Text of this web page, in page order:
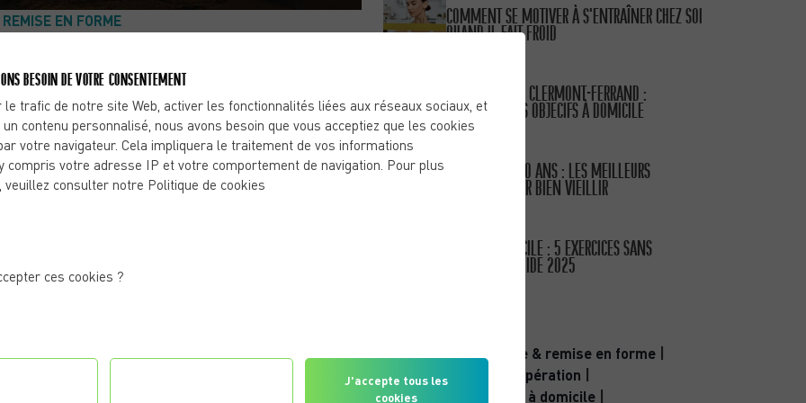
EN FORME
FOOTING SUR LE
de mer pour vos prochaines vacances ? En même
parce que vous devez arrêter le sport ? Non, pas
qu’est la plage pour faire du
quelques pistes de réponses, suivez le guide.
BONNE IDÉE ?
nus n’est pas la meilleure option. Non seulement,
des pieds à cause des débris de coquillages et des
en raison du sol réchauffé par les rayons solaires.
sur le sable, il est recommandé de marcher sur
la peau et éviter les irritations causées par les
COMMENT SE MOTIVER À S’ENTRAÎNER CHEZ SOI
QUAND IL FAIT FROID
COACH SPORTIF CLERMONT-FERRAND :
ATTEIGNEZ VOS OBJECIFS À DOMICILE
SPORT APRÈS 50 ANS : LES MEILLEURS
EXERCICES POUR BIEN VIEILLIR
SPORT À DOMICILE : 5 EXERCICES SANS
MATÉRIEL – GUIDE 2025
Activité physique & remise en forme
Bien-être & récupération
Coaching sportif à domicile
BESOIN DE VOTRE CONSENTEMENT
le trafic de notre site Web, activer les fonctionnalités liées aux réseaux sociaux, et
contenu personnalisé, nous avons besoin que vous acceptiez que les cookies
votre navigateur. Cela impliquera le traitement de vos informations
compris votre adresse IP et votre comportement de navigation. Pour plus
veuillez consulter notre Politique de cookies
ces cookies ?
J'accepte tous les
cookies